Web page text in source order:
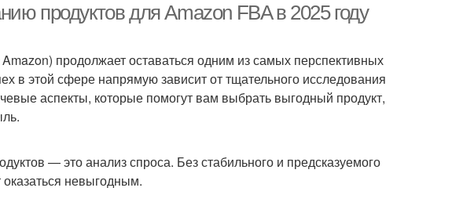
продуктов для Amazon FBA в 2025 году
продолжает оставаться одним из самых перспективных
в этой сфере напрямую зависит от тщательного исследования
аспекты, которые помогут вам выбрать выгодный продукт,
— это анализ спроса. Без стабильного и предсказуемого
невыгодным.